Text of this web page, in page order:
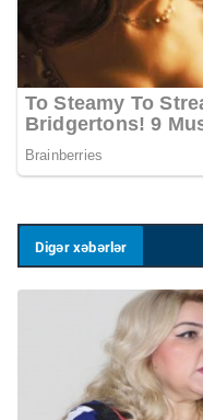
Digər xəbərlər